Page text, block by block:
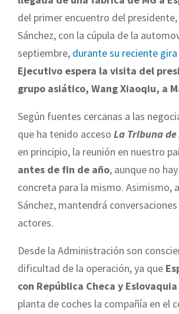
del primer encuentro del
Sánchez, con la cúpula de la
septiembre, durante su reciente gira
Ejecutivo espera la visita del
grupo asiático, Wang Xiaoqiu, a
Según fuentes cercanas a las
que ha tenido acceso La Tribuna
en principio, la reunión en nuestro
antes de fin de año, aunque no
concreta para la mismo. Asimismo,
Sánchez, mantendrá
actores.
Desde la Administración son
dificultad de la operación, ya que
con República Checa y Eslovaquia
planta de coches la compañía en el